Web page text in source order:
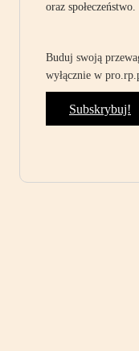
oraz społeczeństwo.
Buduj swoją
wyłącznie w
Subskrybuj!